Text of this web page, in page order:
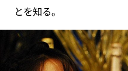
とを知る。